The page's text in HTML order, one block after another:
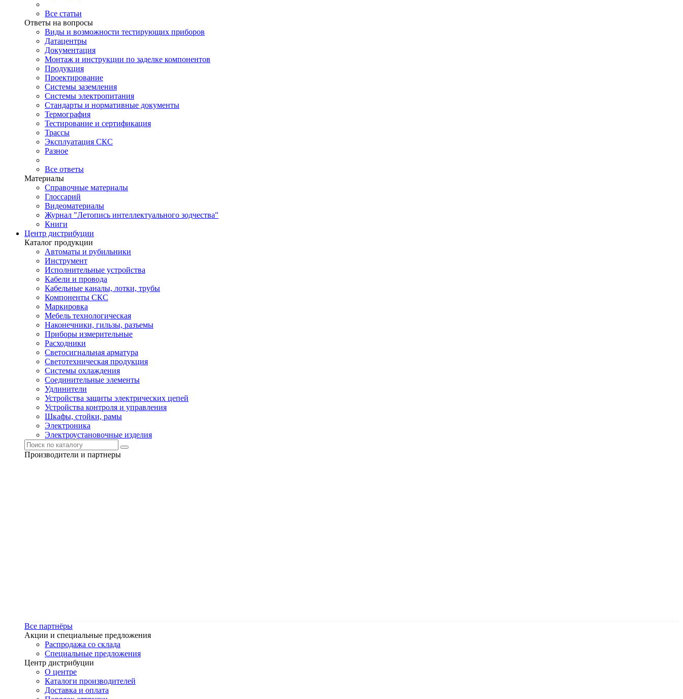
Все статьи
Ответы на вопросы
Виды и возможности тестирующих приборов
Датацентры
Документация
Монтаж и инструкции по заделке компонентов
Продукция
Проектирование
Системы заземления
Системы электропитания
Стандарты и нормативные документы
Термография
Тестирование и сертификация
Трассы
Эксплуатация СКС
Разное
Все ответы
Материалы
Справочные материалы
Глоссарий
Видеоматериалы
Журнал "Летопись интеллектуального зодчества"
Книги
Центр дистрибуции
Каталог продукции
Автоматы и рубильники
Инструмент
Исполнительные устройства
Кабели и провода
Кабельные каналы, лотки, трубы
Компоненты СКС
Маркировка
Мебель технологическая
Наконечники, гильзы, разъемы
Приборы измерительные
Расходники
Светосигнальная арматура
Светотехническая продукция
Системы охлаждения
Соединительные элементы
Удлинители
Устройства защиты электрических цепей
Устройства контроля и управления
Шкафы, стойки, рамы
Электроника
Электроустановочные изделия
Производители и партнеры
Все партнёры
Акции и специальные предложения
Распродажа со склада
Специальные предложения
Центр дистрибуции
О центре
Каталоги производителей
Доставка и оплата